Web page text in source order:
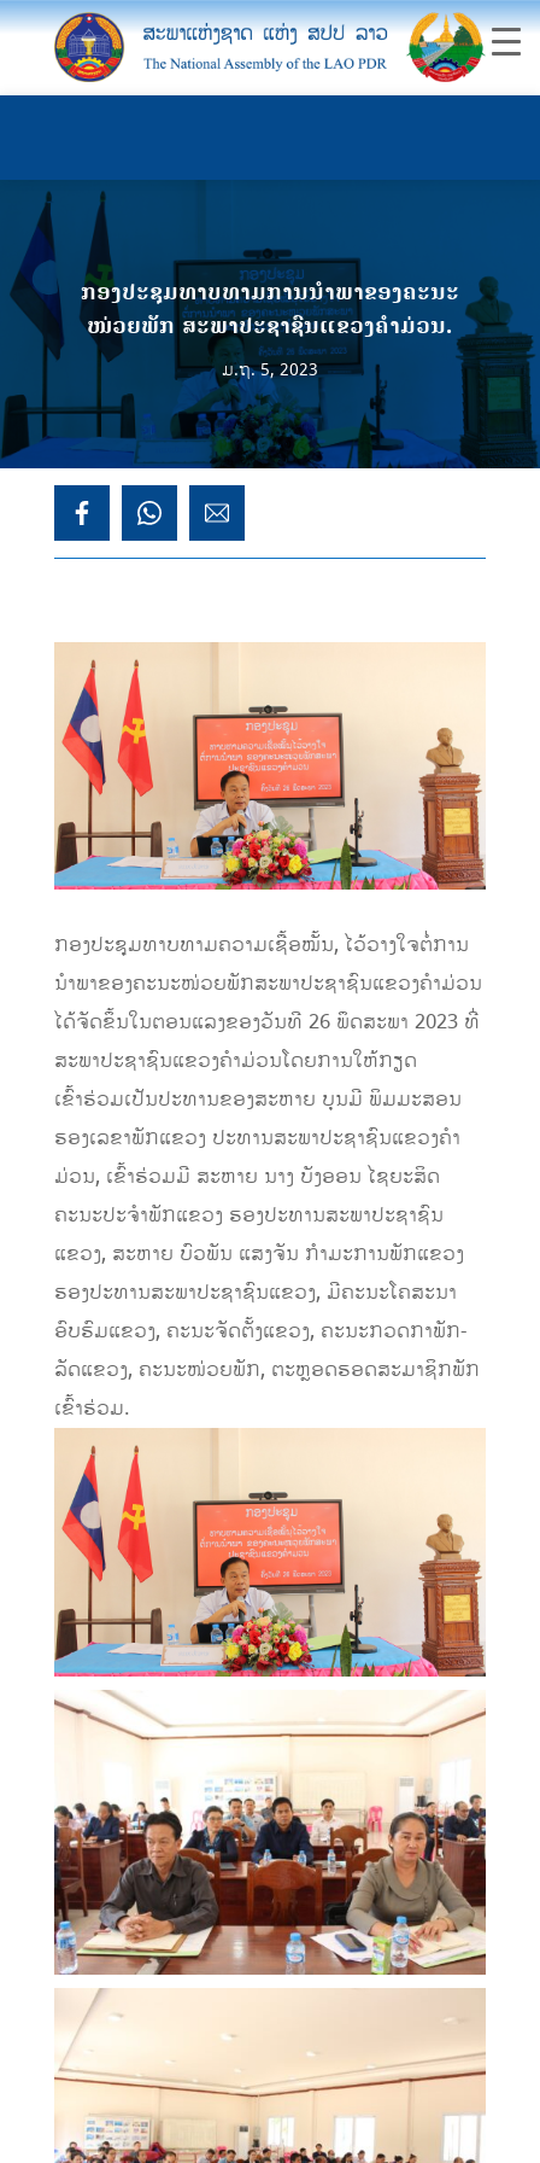
ກອງປະຊຸມທາບທາມການນຳພາຂອງຄະນະ
ໜ່ວຍພັກ ສະພາປະຊາຊົນແຂວງຄໍາມ່ວນ.
ມ.ຖ. 5, 2023
ກອງປະຊຸມທາບທາມຄວາມເຊື້ອໝັ້ນ, ໄວ້ວາງໃຈຕໍ່ການ
ນຳພາຂອງຄະນະໜ່ວຍພັກສະພາປະຊາຊົນແຂວງຄໍາມ່ວນ
ໄດ້ຈັດຂຶ້ນໃນຕອນແລງຂອງວັນທີ 26 ພຶດສະພາ 2023 ທີ່
ສະພາປະຊາຊົນແຂວງຄໍາມ່ວນໂດຍການໃຫ້ກຽດ
ເຂົ້າຮ່ວມເປັນປະທານຂອງສະຫາຍ ບຸນມີ ພິມມະສອນ
ຮອງເລຂາພັກແຂວງ ປະທານສະພາປະຊາຊົນແຂວງຄໍາ
ມ່ວນ, ເຂົ້າຮ່ວມມີ ສະຫາຍ ນາງ ບັງອອນ ໄຊຍະສິດ
ຄະນະປະຈໍາພັກແຂວງ ຮອງປະທານສະພາປະຊາຊົນ
ແຂວງ, ສະຫາຍ ບົວພັນ ແສງຈັນ ກຳມະການພັກແຂວງ
ຮອງປະທານສະພາປະຊາຊົນແຂວງ, ມີຄະນະໂຄສະນາ
ອົບຮົມແຂວງ, ຄະນະຈັດຕັ້ງແຂວງ, ຄະນະກວດກາພັກ-
ລັດແຂວງ, ຄະນະໜ່ວຍພັກ, ຕະຫຼອດຮອດສະມາຊິກພັກ
ເຂົ້າຮ່ວມ.